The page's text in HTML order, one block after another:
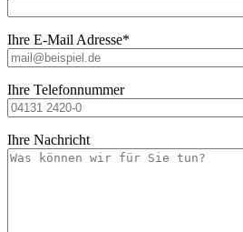
Ihre E-Mail Adresse*
Ihre Telefonnummer
Ihre Nachricht